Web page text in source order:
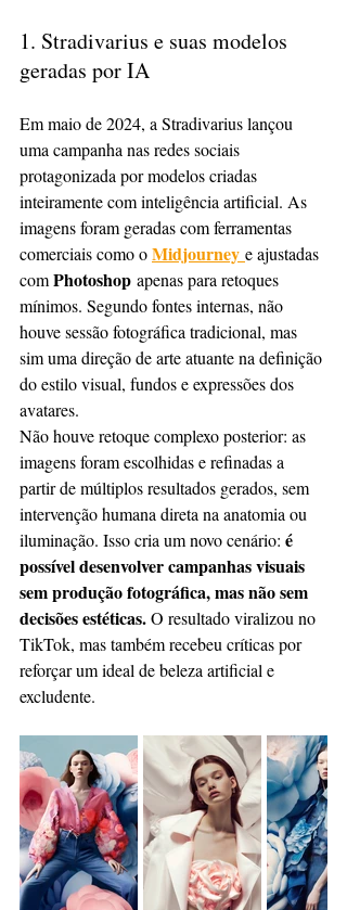
1. Stradivarius e suas modelos
geradas por IA
Em maio de 2024, a Stradivarius lançou
uma campanha nas redes sociais
protagonizada por modelos criadas
inteiramente com inteligência artificial. As
imagens foram geradas com ferramentas
comerciais como o Midjourney e ajustadas
com Photoshop apenas para retoques
mínimos. Segundo fontes internas, não
houve sessão fotográfica tradicional, mas
sim uma direção de arte atuante na definição
do estilo visual, fundos e expressões dos
avatares.
Não houve retoque complexo posterior: as
imagens foram escolhidas e refinadas a
partir de múltiplos resultados gerados, sem
intervenção humana direta na anatomia ou
iluminação. Isso cria um novo cenário: é
possível desenvolver campanhas visuais
sem produção fotográfica, mas não sem
decisões estéticas. O resultado viralizou no
TikTok, mas também recebeu críticas por
reforçar um ideal de beleza artificial e
excludente.